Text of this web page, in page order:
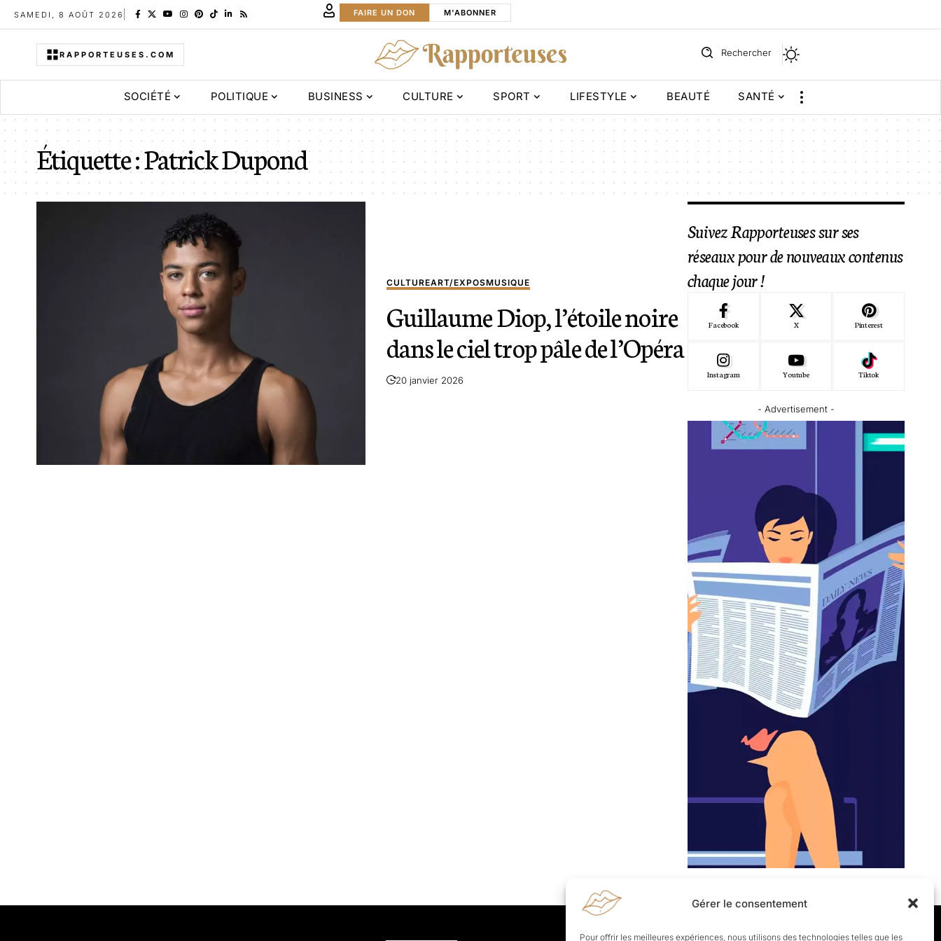
Gérer le consentement
Pour offrir les meilleures expériences, nous utilisons des technologies telles que les
SAMEDI, 8 AOÛT 2026 FAIRE UN DON M'ABONNER
RAPPORTEUSES.COM Rechercher
SOCIÉTÉ POLITIQUE BUSINESS CULTURE SPORT LIFESTYLE BEAUTÉ SANTÉ
Étiquette :Patrick Dupond
CULTUREART/EXPOSMUSIQUE
Guillaume Diop, l’étoile noire
dans le ciel trop pâle de l’Opéra
20 janvier 2026
Suivez Rapporteuses sur ses
réseaux pour de nouveaux contenus
chaque jour !
Facebook X Pinterest
Instagram Youtube Tiktok
- Advertisement -